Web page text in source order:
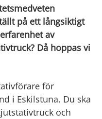
på ett långsiktigt
av
Då hoppas vi
för
i Eskilstuna. Du ska
och